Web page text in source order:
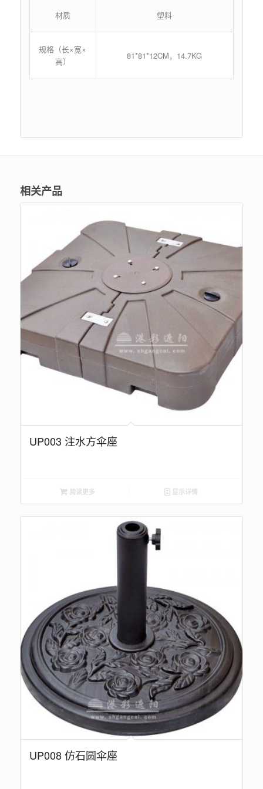
材质 塑料
规格（长×宽×
高）
81*81*12CM，14.7KG
相关产品
UP003 注水方伞座
阅读更多 显示详情
UP008 仿石圆伞座